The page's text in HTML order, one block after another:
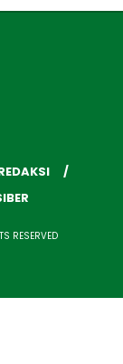
RESERVED